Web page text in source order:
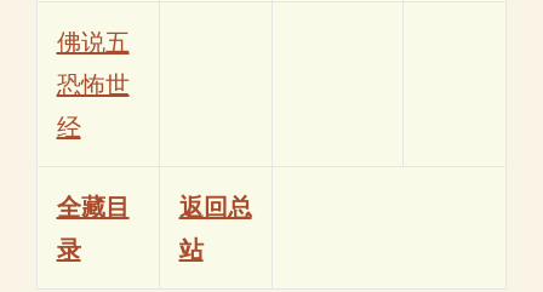
佛说五
恐怖世
经
全藏目
录
返回总
站